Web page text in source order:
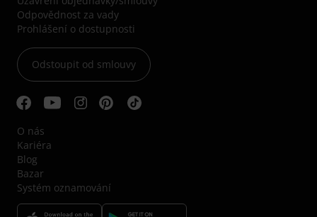
Odpovědnost za vady
Prohlášení o dostupnosti
Odstoupit od smlouvy
O nás
Kariéra
Blog
Bazar
Systém oznamování